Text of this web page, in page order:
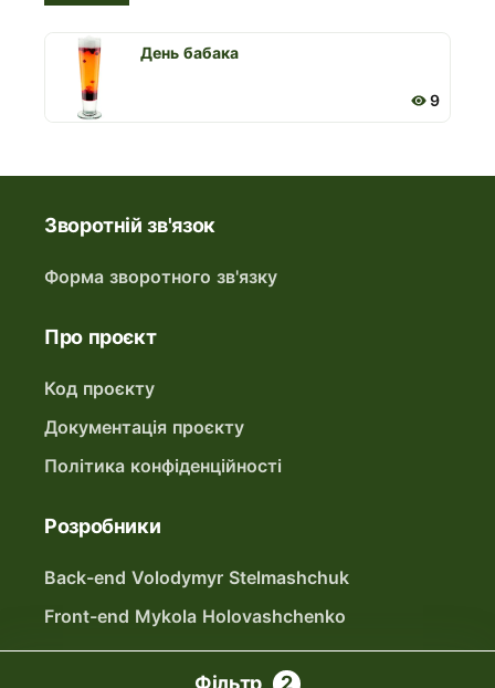
Фільтр 2
9
день бабака
Зворотній зв'язок
Форма зворотного зв'язку
Про проєкт
Код проєкту
Документація проєкту
Політика конфіденційності
Розробники
Back-end Volodymyr Stelmashchuk
Front-end Mykola Holovashchenko